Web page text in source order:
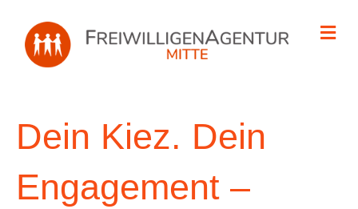
Dein Kiez. Dein
Engagement –